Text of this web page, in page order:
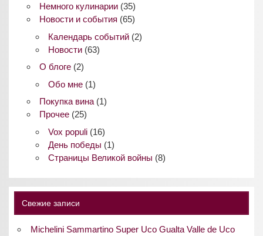
Немного кулинарии(35)
Новости и события (65)
Календарь событий(2)
Новости(63)
О блоге(2)
Обо мне(1)
Покупка вина(1)
Прочее(25)
Vox populi(16)
День победы (1)
Страницы Великой войны (8)
Свежие записи
Michelini Sammartino Super Uco Gualta Valle de Uco